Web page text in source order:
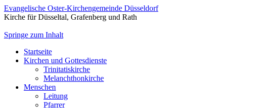
Evangelische Oster-Kirchengemeinde Düsseldorf
Kirche für Düsseltal, Grafenberg und Rath
Springe zum Inhalt
Startseite
Kirchen und Gottesdienste
Trinitatiskirche
Melanchthonkirche
Menschen
Leitung
Pfarrer